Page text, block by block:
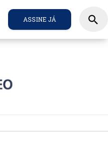
ASSINE JÁ search